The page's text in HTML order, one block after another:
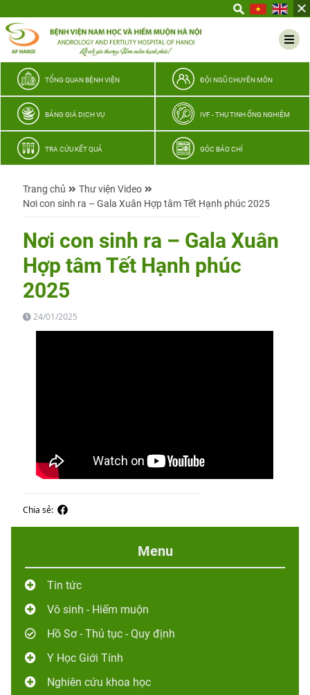
thương
TỔNG QUAN BỆNH VIỆN ĐỘI NGŨ CHUYÊN MÔN
BẢNG GIÁ DỊCH VỤ IVF - THỤ TINH ỐNG NGHIỆM
TRA CỨU KẾT QUẢ GÓC BÁO CHÍ
Trang chủ
Thư viện Video
Nơi con sinh ra – Gala Xuân Hợp tâm Tết Hạnh phúc 2025
Nơi con sinh ra – Gala Xuân
Hợp tâm Tết Hạnh phúc
2025
24/01/2025
Chia sẻ:
Menu
Tin tức
Vô sinh - Hiếm muộn
Hồ Sơ - Thủ tục - Quy định
Y Học Giới Tính
Nghiên cứu khoa học